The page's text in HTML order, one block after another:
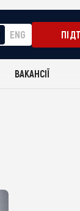
ENG
ВАКАНСІЇ